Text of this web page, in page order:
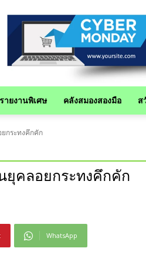
รายงานพิเศษ คลังสมองสองมือ ส
กระทงคึกคัก
คลอยกระทงคึกคัก
WhatsApp